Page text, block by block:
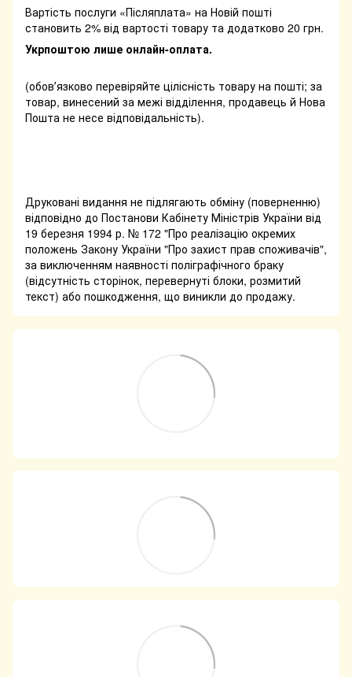
Вартість послуги «Післяплата» на Новій пошті
становить 2% від вартості товару та додатково 20 грн.
Укрпоштою лише онлайн-оплата.
(обовʼязково перевіряйте цілісність товару на пошті; за
товар, винесений за межі відділення, продавець й Нова
Пошта не несе відповідальність).
Друковані видання не підлягають обміну (поверненню)
відповідно до Постанови Кабінету Міністрів України від
19 березня 1994 р. № 172 "Про реалізацію окремих
положень Закону України "Про захист прав споживачів",
за виключенням наявності поліграфічного браку
(відсутність сторінок, перевернуті блоки, розмитий
текст) або пошкодження, що виникли до продажу.